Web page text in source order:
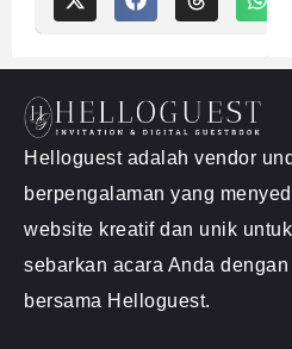
Helloguest adalah vendor
berpengalaman yang
website kreatif dan unik
sebarkan acara Anda
bersama Helloguest.